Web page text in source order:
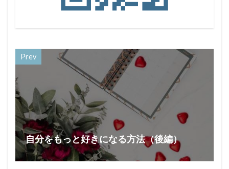
Prev
自分をもっと好きになる方法（後編）